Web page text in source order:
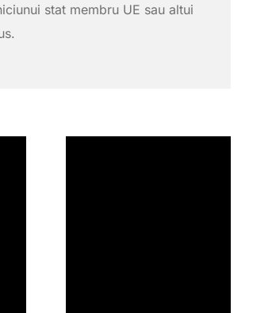
stat membru UE sau altui